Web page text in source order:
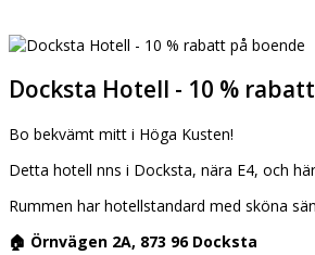
Docksta Hotell - 10 %
Bo bekvämt mitt i Höga Kusten!
Detta hotell finns i Docksta, nära E4, och
Rummen har hotellstandard med sköna
🏠 Örnvägen 2A, 873 96 Docksta